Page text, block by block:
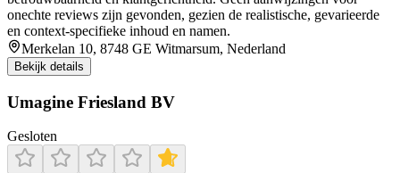
onechte reviews zijn gevonden, gezien de realistische, gevarieerde
en context-specifieke inhoud en namen.
Merkelan 10, 8748 GE Witmarsum, Nederland
Bekijk details
Umagine Friesland BV
Gesloten